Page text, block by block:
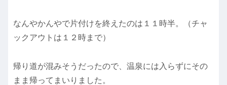
なんやかんやで片付けを終えたのは１１時半。（チャ
ックアウトは１２時まで）
帰り道が混みそうだったので、温泉には入らずにその
まま帰ってまいりました。